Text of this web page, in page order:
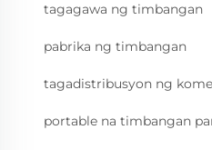
tagagawa ng timbangan
pabrika ng timbangan
tagadistribusyon ng
portable na timbangan